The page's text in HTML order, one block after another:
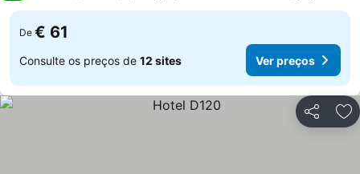
De € 61
Consulte os preços de 12 sites Ver preços
Partilhar